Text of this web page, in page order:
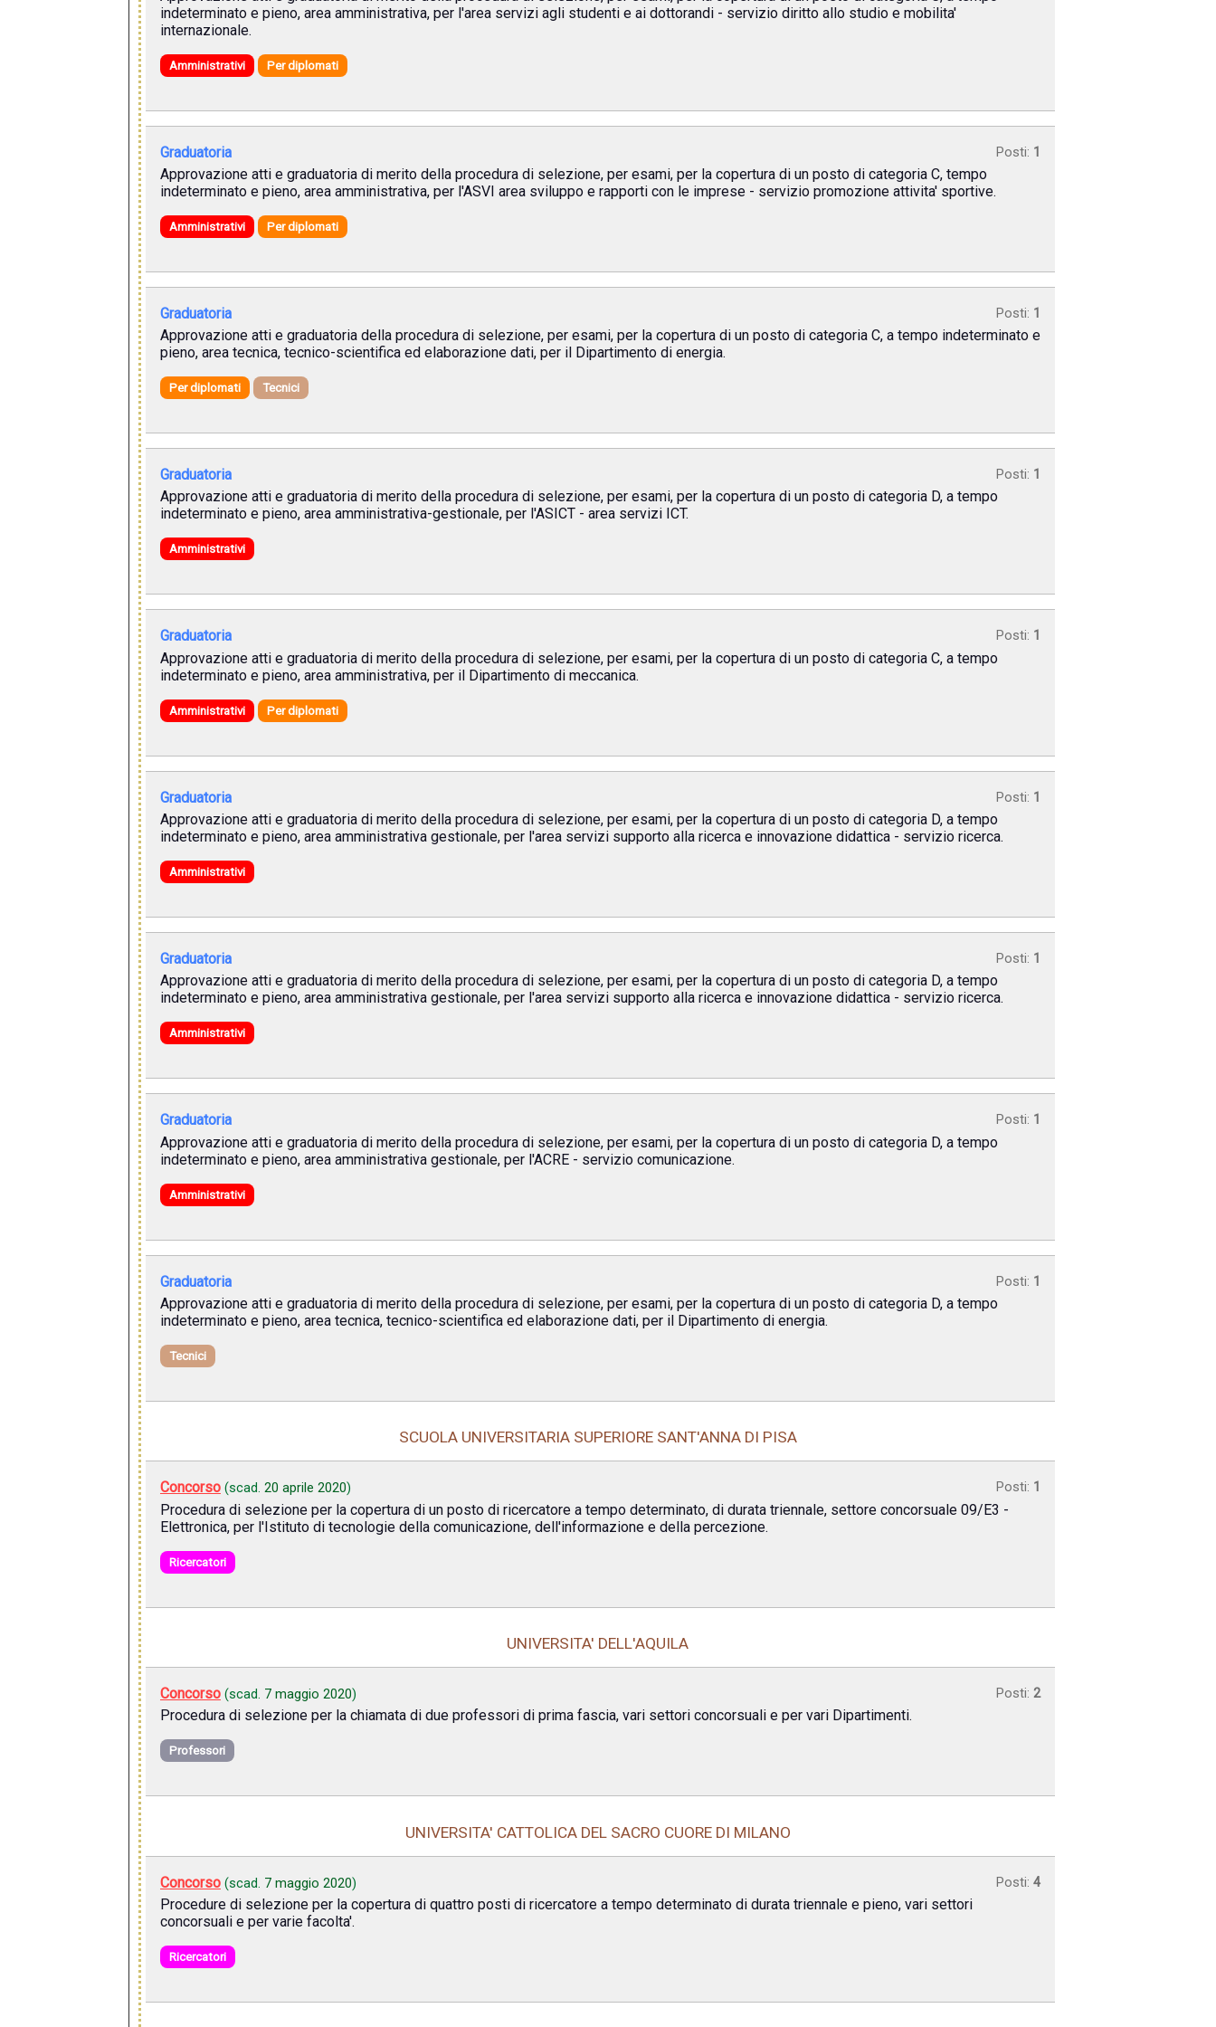
indeterminato e pieno, area amministrativa, per l'area servizi agli studenti e ai dottorandi - servizio diritto allo studio e mobilita'
internazionale.
Amministrativi Per diplomati
Graduatoria Posti: 1
Approvazione atti e graduatoria di merito della procedura di selezione, per esami, per la copertura di un posto di categoria C, tempo
indeterminato e pieno, area amministrativa, per l'ASVI area sviluppo e rapporti con le imprese - servizio promozione attivita' sportive.
Amministrativi Per diplomati
Graduatoria Posti: 1
Approvazione atti e graduatoria della procedura di selezione, per esami, per la copertura di un posto di categoria C, a tempo indeterminato e
pieno, area tecnica, tecnico-scientifica ed elaborazione dati, per il Dipartimento di energia.
Per diplomati Tecnici
Graduatoria Posti: 1
Approvazione atti e graduatoria di merito della procedura di selezione, per esami, per la copertura di un posto di categoria D, a tempo
indeterminato e pieno, area amministrativa-gestionale, per l'ASICT - area servizi ICT.
Amministrativi
Graduatoria Posti: 1
Approvazione atti e graduatoria di merito della procedura di selezione, per esami, per la copertura di un posto di categoria C, a tempo
indeterminato e pieno, area amministrativa, per il Dipartimento di meccanica.
Amministrativi Per diplomati
Graduatoria Posti: 1
Approvazione atti e graduatoria di merito della procedura di selezione, per esami, per la copertura di un posto di categoria D, a tempo
indeterminato e pieno, area amministrativa gestionale, per l'area servizi supporto alla ricerca e innovazione didattica - servizio ricerca.
Amministrativi
Graduatoria Posti: 1
Approvazione atti e graduatoria di merito della procedura di selezione, per esami, per la copertura di un posto di categoria D, a tempo
indeterminato e pieno, area amministrativa gestionale, per l'area servizi supporto alla ricerca e innovazione didattica - servizio ricerca.
Amministrativi
Graduatoria Posti: 1
Approvazione atti e graduatoria di merito della procedura di selezione, per esami, per la copertura di un posto di categoria D, a tempo
indeterminato e pieno, area amministrativa gestionale, per l'ACRE - servizio comunicazione.
Amministrativi
Graduatoria Posti: 1
Approvazione atti e graduatoria di merito della procedura di selezione, per esami, per la copertura di un posto di categoria D, a tempo
indeterminato e pieno, area tecnica, tecnico-scientifica ed elaborazione dati, per il Dipartimento di energia.
Tecnici
SCUOLA UNIVERSITARIA SUPERIORE SANT'ANNA DI PISA
Concorso (scad. 20 aprile 2020) Posti: 1
Procedura di selezione per la copertura di un posto di ricercatore a tempo determinato, di durata triennale, settore concorsuale 09/E3 -
Elettronica, per l'Istituto di tecnologie della comunicazione, dell'informazione e della percezione.
Ricercatori
UNIVERSITA' DELL'AQUILA
Concorso (scad. 7 maggio 2020) Posti: 2
Procedura di selezione per la chiamata di due professori di prima fascia, vari settori concorsuali e per vari Dipartimenti.
Professori
UNIVERSITA' CATTOLICA DEL SACRO CUORE DI MILANO
Concorso (scad. 7 maggio 2020) Posti: 4
Procedure di selezione per la copertura di quattro posti di ricercatore a tempo determinato di durata triennale e pieno, vari settori
concorsuali e per varie facolta'.
Ricercatori